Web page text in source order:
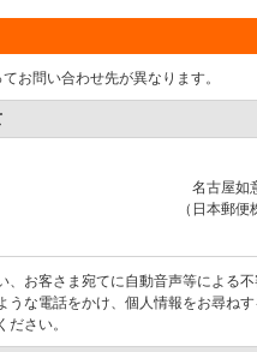
お問い合わせ先が異なります。
名古屋如
（日本郵便
、お客さま宛てに自動音声等による
うな電話をかけ、個人情報をお尋ねす
ださい。